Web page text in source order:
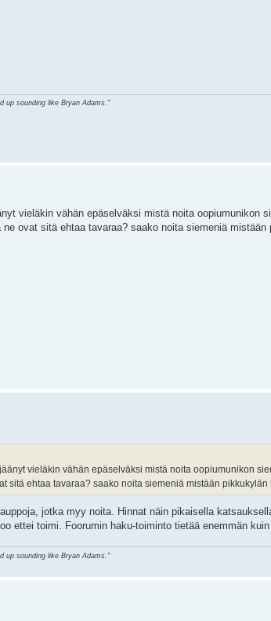
up sounding like Bryan Adams."
vieläkin vähän epäselväksi mistä noita oopiumunikon
ovat sitä ehtaa tavaraa? saako noita siemeniä
vieläkin vähän epäselväksi mistä noita oopiumunikon
sitä ehtaa tavaraa? saako noita siemeniä mistään
jotka myy noita. Hinnat näin pikaisella
ettei toimi. Foorumin haku-toiminto tietää enemmän kuin
up sounding like Bryan Adams."